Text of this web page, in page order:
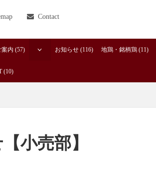
Contact
内 (57) お知らせ (116) 地鶏・銘柄鶏 (11)
(10)
小売部】